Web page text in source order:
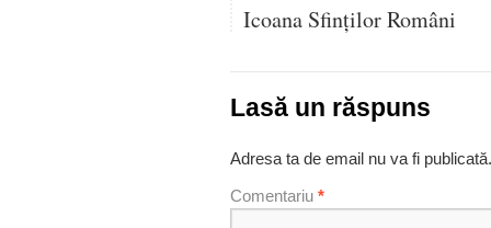
Icoana Sfinților Români
Lasă un răspuns
Adresa ta de email nu va fi publicată.
Comentariu *